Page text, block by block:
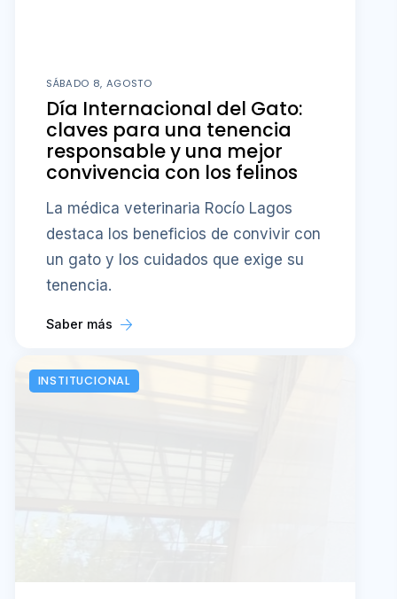
SÁBADO 8, AGOSTO
Día Internacional del Gato:
claves para una tenencia
responsable y una mejor
convivencia con los felinos
La médica veterinaria Rocío Lagos
destaca los beneficios de convivir con
un gato y los cuidados que exige su
tenencia.
Saber más
INSTITUCIONAL